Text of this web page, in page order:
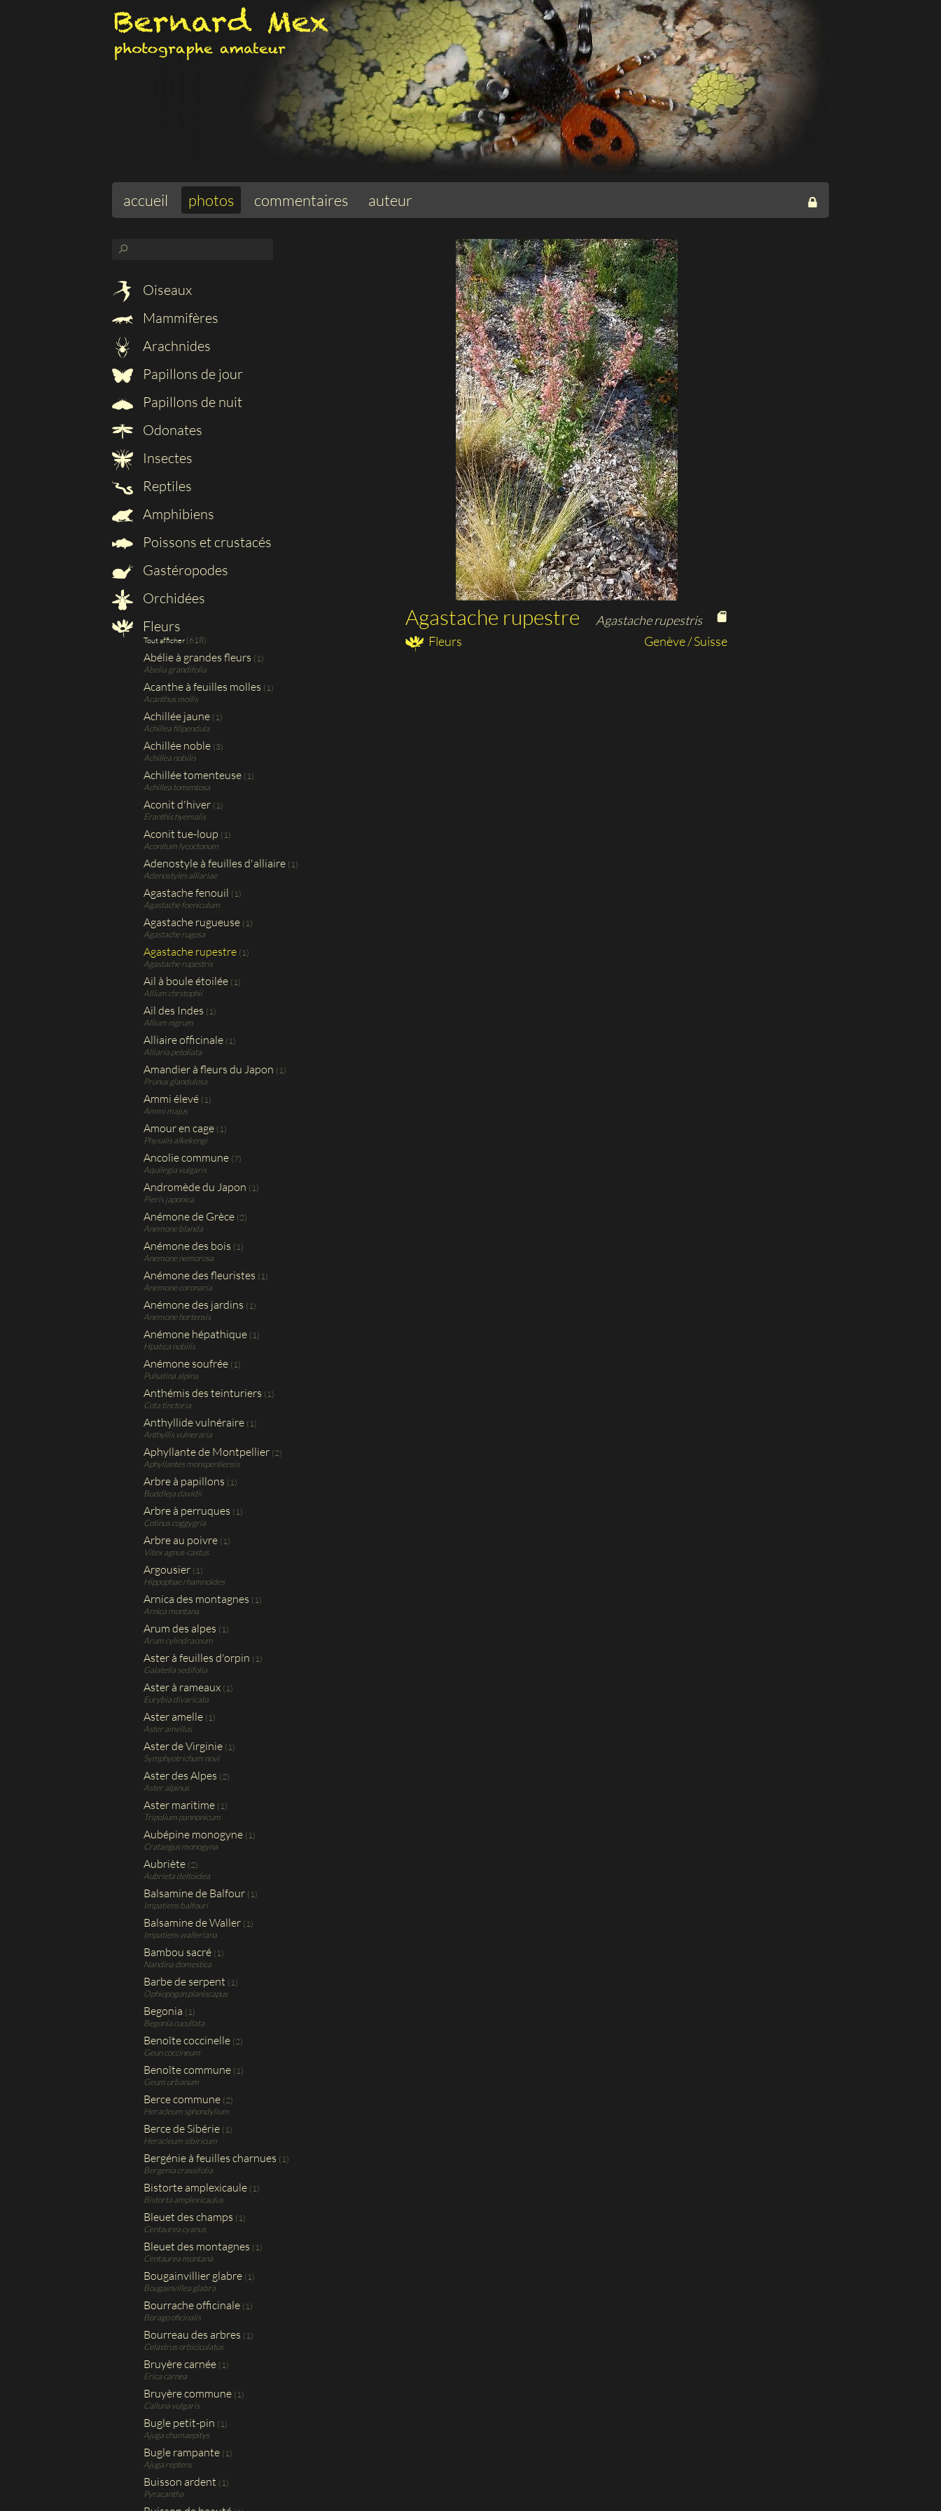
accueil photos commentaires auteur
⚲
Oiseaux
Mammifères
Arachnides
Papillons de jour
Papillons de nuit
Odonates
Insectes
Reptiles
Amphibiens
Poissons et crustacés
Gastéropodes
Orchidées
Fleurs
Tout afficher (618)
Abélie à grandes fleurs (1)
Abelia grandifolia
Acanthe à feuilles molles (1)
Acanthus mollis
Achillée jaune (1)
Achillea filipendula
Achillée noble (3)
Achillea nobilis
Achillée tomenteuse (1)
Achillea tomentosa
Aconit d'hiver (1)
Eranthis hyemalis
Aconit tue-loup (1)
Aconitum lycoctonum
Adenostyle à feuilles d'alliaire (1)
Adenostyles alliariae
Agastache fenouil (1)
Agastache foeniculum
Agastache rugueuse (1)
Agastache rugosa
Agastache rupestre (1)
Agastache rupestris
Ail à boule étoilée (1)
Allium chrstophii
Ail des Indes (1)
Allium nigrum
Alliaire officinale (1)
Alliaria petoliata
Amandier à fleurs du Japon (1)
Prunus glandulosa
Ammi élevé (1)
Ammi majus
Amour en cage (1)
Physalis alkekengi
Ancolie commune (7)
Aquilegia vulgaris
Andromède du Japon (1)
Pieris japonica
Anémone de Grèce (2)
Anemone blanda
Anémone des bois (1)
Anemone nemorosa
Anémone des fleuristes (1)
Anemone coronaria
Anémone des jardins (1)
Anemone hortensis
Anémone hépathique (1)
Hpatica nobilis
Anémone soufrée (1)
Pulsatina alpina
Anthémis des teinturiers (1)
Cota tinctoria
Anthyllide vulnéraire (1)
Anthyllis vulneraria
Aphyllante de Montpellier (2)
Aphyllantes monspenliensis
Arbre à papillons (1)
Buddleja davidii
Arbre à perruques (1)
Cotinus coggygria
Arbre au poivre (1)
Vitex agnus-castus
Argousier (1)
Hippophae rhamnoides
Arnica des montagnes (1)
Arnica montana
Arum des alpes (1)
Arum cylindraceum
Aster à feuilles d'orpin (1)
Galatella sedifolia
Aster à rameaux (1)
Eurybia divaricata
Aster amelle (1)
Aster amellus
Aster de Virginie (1)
Symphyotrichum novi
Aster des Alpes (2)
Aster alpinus
Aster maritime (1)
Tripolium pannonicum
Aubépine monogyne (1)
Crataegus monogyna
Aubriète (2)
Aubrieta deltoidea
Balsamine de Balfour (1)
Impatiens balfouri
Balsamine de Waller (1)
Impatiens walleriana
Bambou sacré (1)
Nandina domestica
Barbe de serpent (1)
Ophiopogon planiscapus
Begonia (1)
Begonia cucullata
Benoîte coccinelle (2)
Geun coccineum
Benoîte commune (1)
Geum urbanum
Berce commune (2)
Heracleum sphondylium
Berce de Sibérie (1)
Heracleum sibiricum
Bergénie à feuilles charnues (1)
Bergenia crassifolia
Bistorte amplexicaule (1)
Bistorta amplexicaulus
Bleuet des champs (1)
Centaurea cyanus
Bleuet des montagnes (1)
Centaurea montana
Bougainvillier glabre (1)
Bougainvillea glabra
Bourrache officinale (1)
Borago oficinalis
Bourreau des arbres (1)
Celastrus orbiciculatus
Bruyère carnée (1)
Erica carnea
Bruyère commune (1)
Calluna vulgaris
Bugle petit-pin (1)
Ajuga chamaepitys
Bugle rampante (1)
Ajuga reptens
Buisson ardent (1)
Pyracantha
Agastache rupestre
Agastache rupestris
Fleurs
Genève / Suisse